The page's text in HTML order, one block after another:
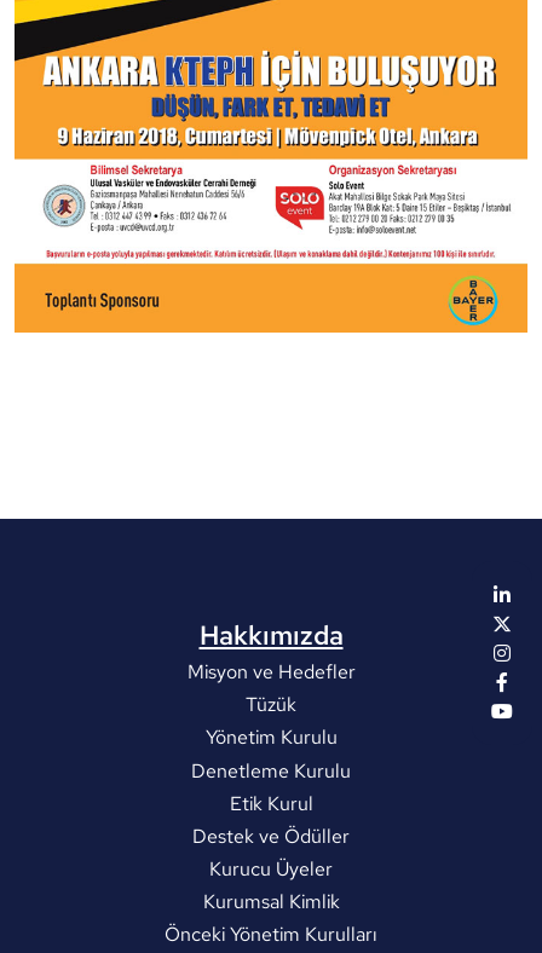
Hakkımızda
Misyon ve Hedefler
Tüzük
Yönetim Kurulu
Denetleme Kurulu
Etik Kurul
Destek ve Ödüller
Kurucu Üyeler
Kurumsal Kimlik
Önceki Yönetim Kurulları